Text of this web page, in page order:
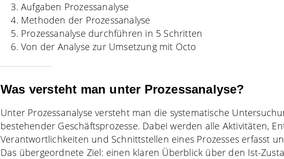
Aufgaben Prozessanalyse
Methoden der Prozessanalyse
Prozessanalyse durchführen in 5 Schritten
Von der Analyse zur Umsetzung mit Octo
Was versteht man unter Prozessanalyse?
Unter Prozessanalyse versteht man die systematische
bestehender Geschäftsprozesse. Dabei werden alle Aktivitäten,
Verantwortlichkeiten und Schnittstellen eines Prozesses erfasst
Das übergeordnete Ziel: einen klaren Überblick über den Ist-